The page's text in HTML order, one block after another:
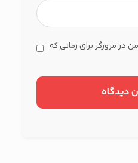
در مرورگر برای زمانی که